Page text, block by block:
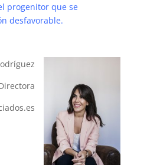
progenitor que se
desfavorable.